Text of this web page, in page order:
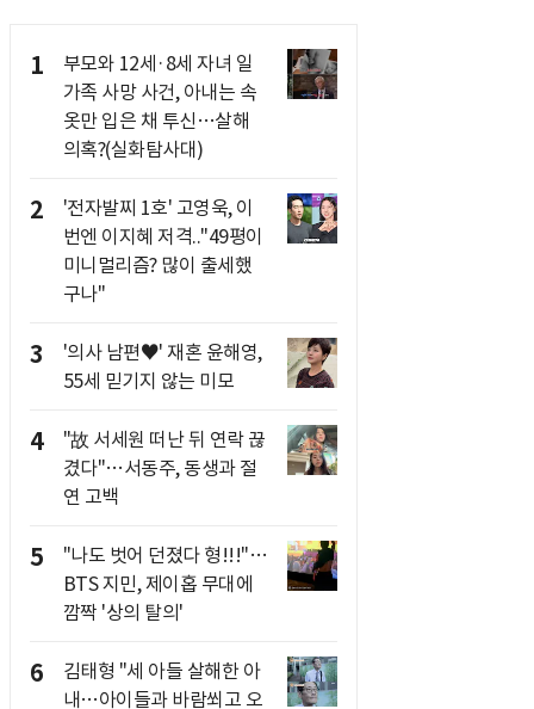
1
부모와 12세·8세 자녀 일
가족 사망 사건, 아내는 속
옷만 입은 채 투신…살해
의혹?(실화탐사대)
2
'전자발찌 1호' 고영욱, 이
번엔 이지혜 저격.."49평이
미니멀리즘? 많이 출세했
구나"
3
'의사 남편♥' 재혼 윤해영,
55세 믿기지 않는 미모
4
"故 서세원 떠난 뒤 연락 끊
겼다"…서동주, 동생과 절
연 고백
5
"나도 벗어 던졌다 형!!!"…
BTS 지민, 제이홉 무대에
깜짝 '상의 탈의'
6
김태형 "세 아들 살해한 아
내…아이들과 바람쐬고 오